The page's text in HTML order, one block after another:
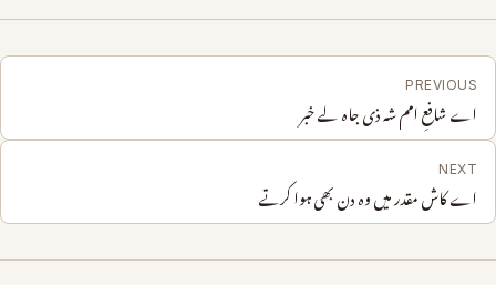
PREVIOUS
اے شافعِ امم شہ ذی جاہ لے خبر
NEXT
اے کاش مقدر میں وہ دن بھی ہوا کرتے